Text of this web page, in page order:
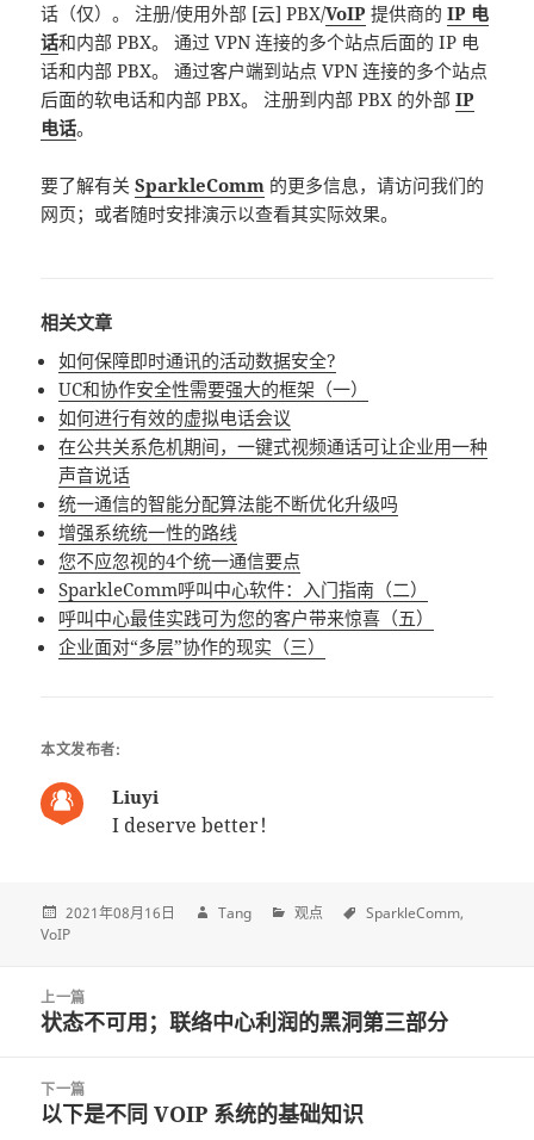
话（仅）。 注册/使用外部 [云] PBX/VoIP 提供商的IP 电
话和内部 PBX。 通过 VPN 连接的多个站点后面的 IP 电
话和内部 PBX。 通过客户端到站点 VPN 连接的多个站点
后面的软电话和内部 PBX。 注册到内部 PBX 的外部IP
电话。
要了解有关SparkleComm 的更多信息，请访问我们的
网页；或者随时安排演示以查看其实际效果。
相关文章
如何保障即时通讯的活动数据安全?
UC和协作安全性需要强大的框架（一）
如何进行有效的虚拟电话会议
在公共关系危机期间，一键式视频通话可让企业用一种
声音说话
统一通信的智能分配算法能不断优化升级吗
增强系统统一性的路线
您不应忽视的4个统一通信要点
SparkleComm呼叫中心软件：入门指南（二）
呼叫中心最佳实践可为您的客户带来惊喜（五）
企业面对“多层”协作的现实（三）
本文发布者:
Liuyi
I deserve better！
2021年08月16日 Tang 观点
SparkleComm
VoIP
navigation
上一篇
上
篇
文
状态不可用；联络中心利润的黑洞第三部分
下一篇
下
以下是不同 VOIP 系统的基础知识